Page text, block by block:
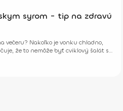
syrom - tip na zdravú
večeru? Nakoľko je vonku chladno,
že to nemôže byť cviklový šalát so